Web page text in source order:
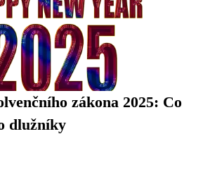
zákona 2025: Co
dlužníky